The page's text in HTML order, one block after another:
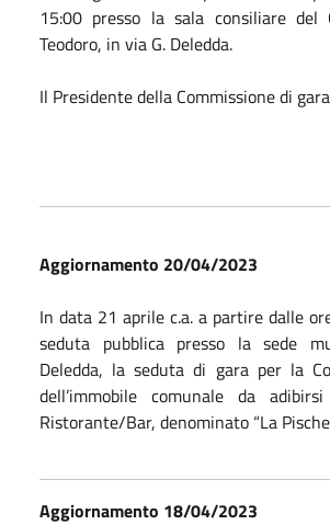
15:00 presso la sala consiliare del
Teodoro, in via G. Deledda.
Il Presidente della Commissione di gara
Aggiornamento 20/04/2023
In data 21 aprile c.a. a partire dalle
seduta pubblica presso la sede
Deledda, la seduta di gara per la
dell’immobile comunale da
Ristorante/Bar, denominato “La
Aggiornamento 18/04/2023